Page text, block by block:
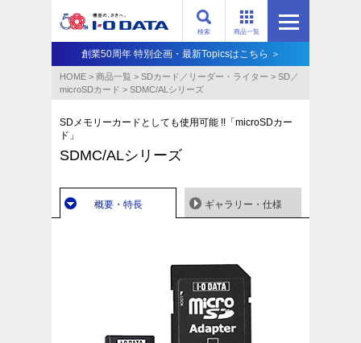
商品一覧
検索
創業50周年 特別企画・最新Topicsはこちら ＞
HOME > 商品一覧 > SDカード／リーダー・ライター > SD／
microSDカード > SDMC/ALシリーズ
SDメモリーカードとしても使用可能 !!「microSDカー
ド」
SDMC/ALシリーズ
概要・特長 ギャラリー・仕様